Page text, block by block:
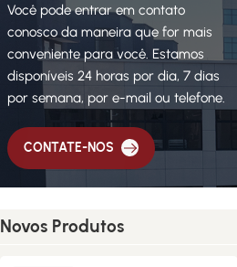
Você pode entrar em contato
conosco da maneira que for mais
conveniente para você. Estamos
disponíveis 24 horas por dia, 7 dias
por semana, por e-mail ou telefone.
CONTATE-NOS
Novos Produtos